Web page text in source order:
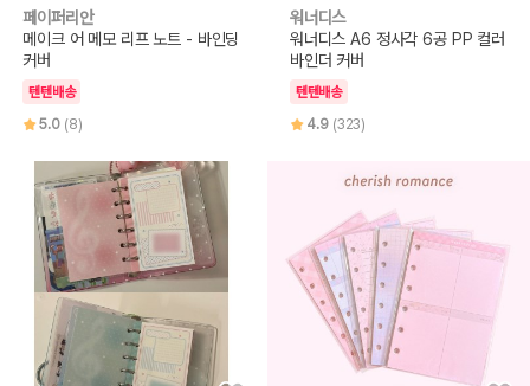
페이퍼리안
메이크 어 메모 리프 노트 - 바인딩
커버
텐텐배송
5.0 (8)
워너디스
워너디스 A6 정사각 6공 PP 컬러
바인더 커버
텐텐배송
4.9 (323)